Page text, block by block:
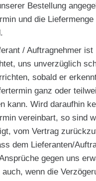
Bestellung
und die Liefermenge
/ Auftragnehmer ist
uns unverzüglich
sobald er
ganz oder
kann. Wird daraufhin
vereinbart, so sind
vom Vertrag
dem Lieferanten/
gegen uns
wenn die